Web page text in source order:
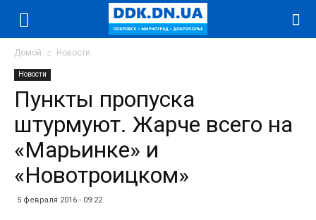
Домой Новости
Новости
Пункты пропуска
штурмуют. Жарче всего на
«Марьинке» и
«Новотроицком»
5 февраля 2016 - 09:22